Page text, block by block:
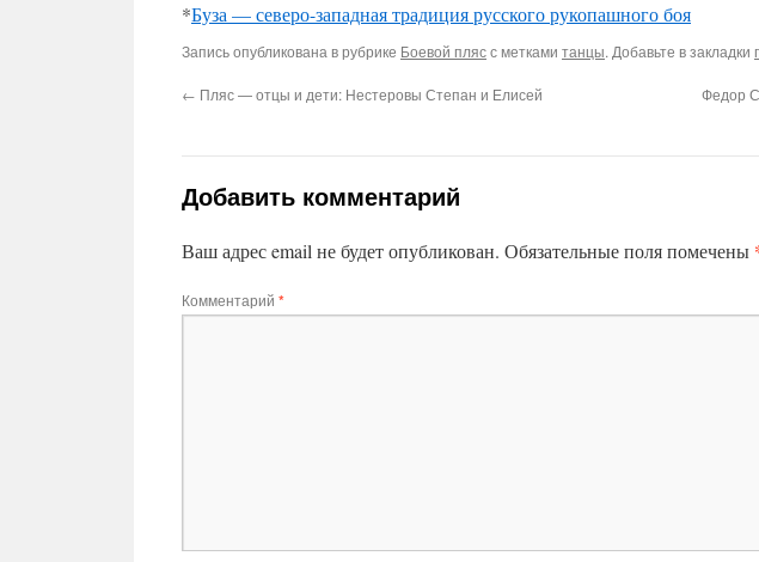
*Буза — северо-западная традиция русского рукопашного боя
Запись опубликована в рубрике Боевой плясс метками танцы. Добавьте в закладки
← Пляс — отцы и дети: Нестеровы Степан и Елисей
Федор
Добавить комментарий
Ваш адрес email не будет опубликован. Обязательные поля помечены
Комментарий *